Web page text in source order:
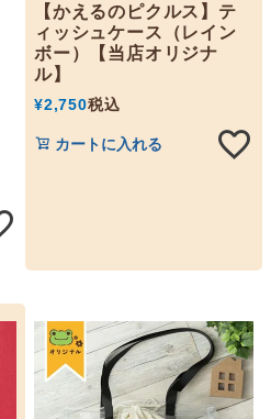
【かえるのピクルス】テ
ィッシュケース（レイン
ボー）【当店オリジナ
ル】
¥2,750税込
カートに入れる